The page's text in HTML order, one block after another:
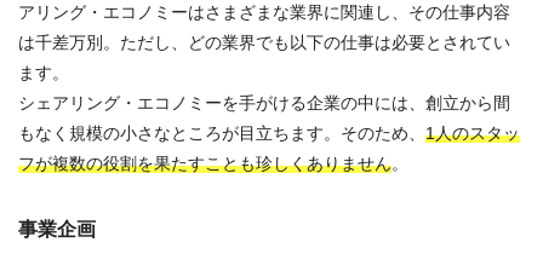
アリング・エコノミーはさまざまな業界に関連し、その仕事内容
は千差万別。ただし、どの業界でも以下の仕事は必要とされてい
ます。
シェアリング・エコノミーを手がける企業の中には、創立から間
もなく規模の小さなところが目立ちます。そのため、 1人のスタッ
フが複数の役割を果たすことも珍しくありません。
事業企画